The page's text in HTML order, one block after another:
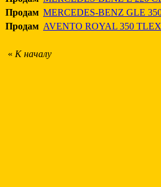
Продам MERCEDES-BENZ GLE
Продам AVENTO ROYAL 350
« К началу